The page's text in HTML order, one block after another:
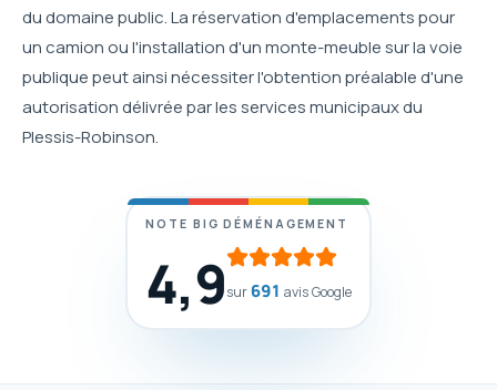
du domaine public. La réservation d'emplacements pour
un camion ou l'installation d'un monte-meuble sur la voie
publique peut ainsi nécessiter l'obtention préalable d'une
autorisation délivrée par les services municipaux du
Plessis-Robinson.
NOTE BIG DÉMÉNAGEMENT
4,9sur691 avis Google